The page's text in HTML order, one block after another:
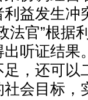
益发生冲
法官”根据
听证结果
，还可以
会目标，